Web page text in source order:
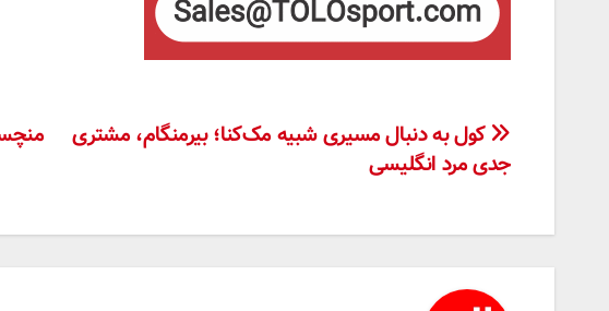
راهبری
نوشته
کول به دنبال مسیری شبیه مک‌کنا؛ بیرمنگام، مشتری
جدی مرد انگلیسی